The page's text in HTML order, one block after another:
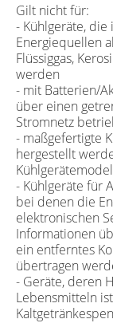
Gilt nicht für:
- Kühlgeräte,
Energiequellen
Flüssiggas,
werden
- mit Batterien/
über einen
Stromnetz
- maßgefertigte
hergestellt
- Kühlgeräte für
bei denen die
elektronischen
Informationen
ein entferntes
übertragen
- Geräte, deren
Lebensmitteln